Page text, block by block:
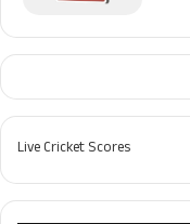
Live Cricket Scores